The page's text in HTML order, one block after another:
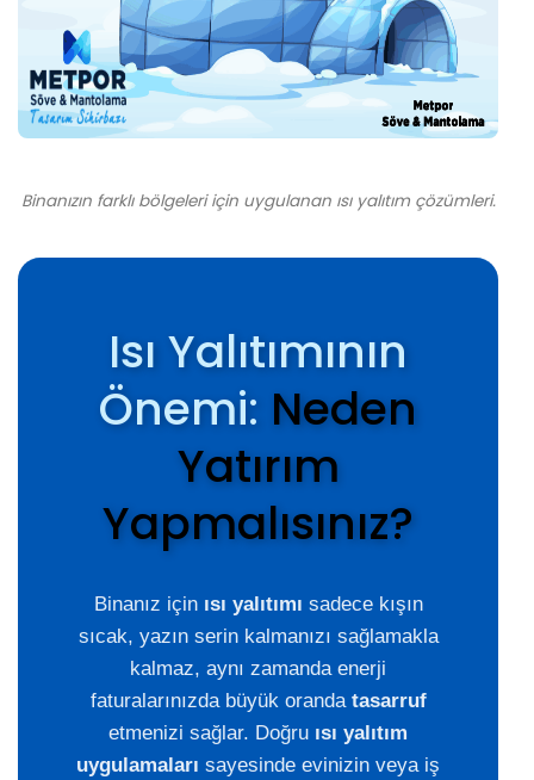
Binanızın farklı bölgeleri için uygulanan ısı yalıtım çözümleri.
Isı Yalıtımının
Önemi: Neden
Yatırım
Yapmalısınız?
Binanız için ısı yalıtımı sadece kışın
sıcak, yazın serin kalmanızı sağlamakla
kalmaz, aynı zamanda enerji
faturalarınızda büyük oranda tasarruf
etmenizi sağlar. Doğru ısı yalıtım
uygulamaları sayesinde evinizin veya iş